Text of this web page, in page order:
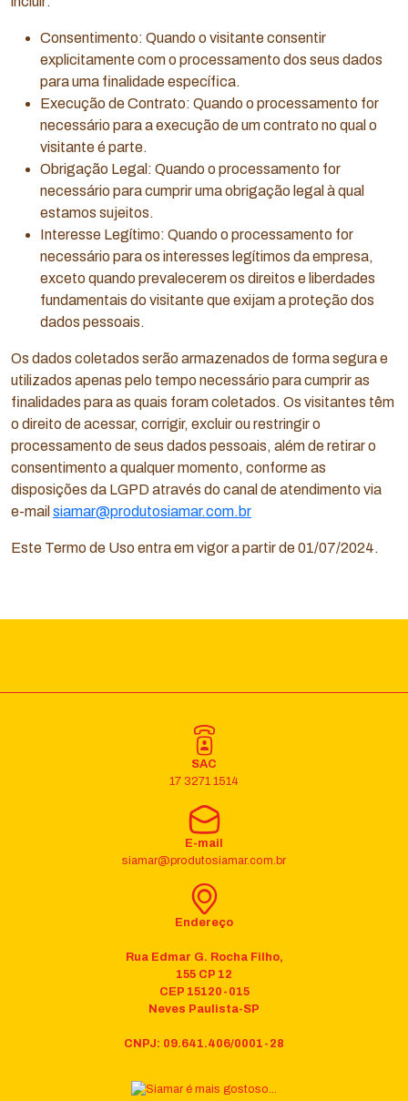
Consentimento: Quando o visitante consentir
explicitamente com o processamento dos seus dados
para uma finalidade específica.
Execução de Contrato: Quando o processamento for
necessário para a execução de um contrato no qual o
visitante é parte.
Obrigação Legal: Quando o processamento for
necessário para cumprir uma obrigação legal à qual
estamos sujeitos.
Interesse Legítimo: Quando o processamento for
necessário para os interesses legítimos da empresa,
exceto quando prevalecerem os direitos e liberdades
fundamentais do visitante que exijam a proteção dos
dados pessoais.
Os dados coletados serão armazenados de forma segura e
utilizados apenas pelo tempo necessário para cumprir as
finalidades para as quais foram coletados. Os visitantes têm
o direito de acessar, corrigir, excluir ou restringir o
processamento de seus dados pessoais, além de retirar o
consentimento a qualquer momento, conforme as
disposições da LGPD através do canal de atendimento via
e-mail siamar@produtosiamar.com.br
Este Termo de Uso entra em vigor a partir de 01/07/2024.
SAC
17 3271 1514
E-mail
siamar@produtosiamar.com.br
Endereço
Rua Edmar G. Rocha Filho,
155 CP 12
CEP 15120-015
Neves Paulista-SP
CNPJ: 09.641.406/0001-28